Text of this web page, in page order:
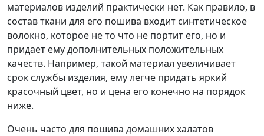
материалов изделий практически нет. Как правило, в
состав ткани для его пошива входит синтетическое
волокно, которое не то что не портит его, но и
придает ему дополнительных положительных
качеств. Например, такой материал увеличивает
срок службы изделия, ему легче придать яркий
красочный цвет, но и цена его конечно на порядок
ниже.
Очень часто для пошива домашних халатов